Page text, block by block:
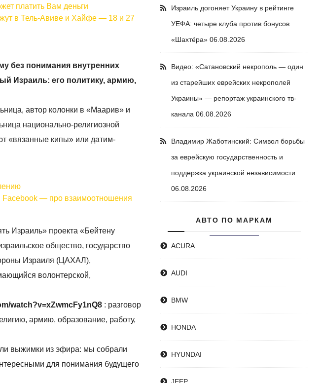
платить Вам деньги
в Тель-Авиве и Хайфе — 18 и 27
без понимания внутренних
Израиль: его политику, армию,
автор колонки в «Маарив» и
национально-религиозной
«вязанные кипы» или датим-
Facebook — про взаимоотношения
Израиль» проекта «Бейтену
общество, государство
Израиля (ЦАХАЛ),
волонтерской,
watch?v=xZwmcFy1nQ8 : разговор
армию, образование, работу,
выжимки из эфира: мы собрали
для понимания будущего
Израиль догоняет Украину в рейтинге
УЕФА: четыре клуба против бонусов
«Шахтёра» 06.08.2026
Видео: «Сатановский некрополь — один
из старейших еврейских некрополей
Украины» — репортаж украинского тв-
канала 06.08.2026
Владимир Жаботинский: Символ борьбы
за еврейскую государственность и
поддержка украинской независимости
06.08.2026
АВТО ПО МАРКАМ
ACURA
AUDI
BMW
HONDA
HYUNDAI